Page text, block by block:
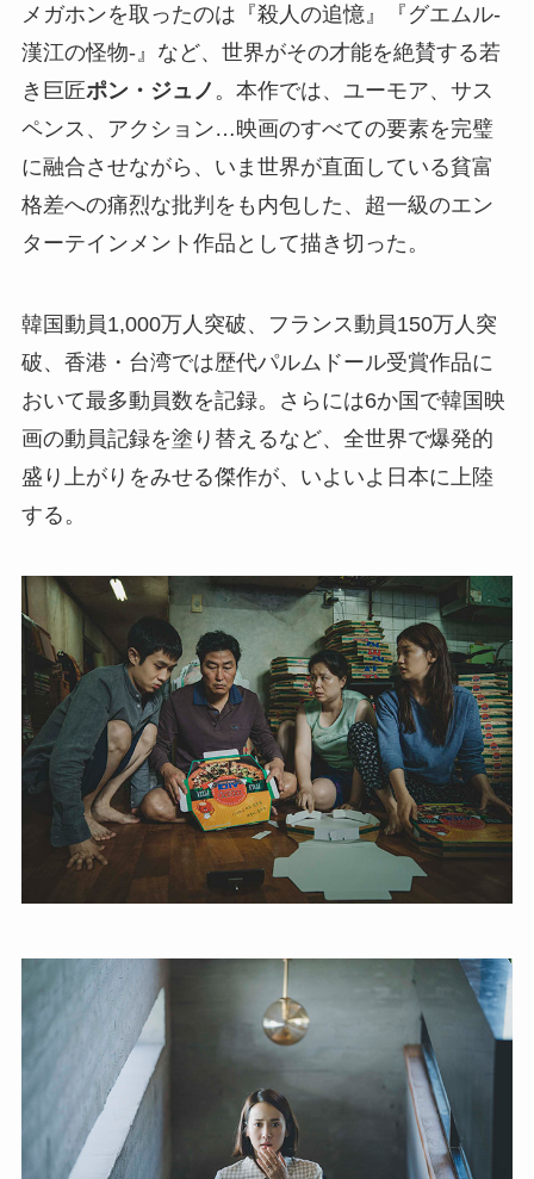
メガホンを取ったのは『殺人の追憶』『グエムル-
漢江の怪物-』など、世界がその才能を絶賛する若
き巨匠ポン・ジュノ 。本作では、ユーモア、サス
ペンス、アクション…映画のすべての要素を完璧
に融合させながら、いま世界が直面している貧富
格差への痛烈な批判をも内包した、超一級のエン
ターテインメント作品として描き切った。
韓国動員1,000万人突破、フランス動員150万人突
破、香港・台湾では歴代パルムドール受賞作品に
おいて最多動員数を記録。さらには6か国で韓国映
画の動員記録を塗り替えるなど、全世界で爆発的
盛り上がりをみせる傑作が、いよいよ日本に上陸
する。